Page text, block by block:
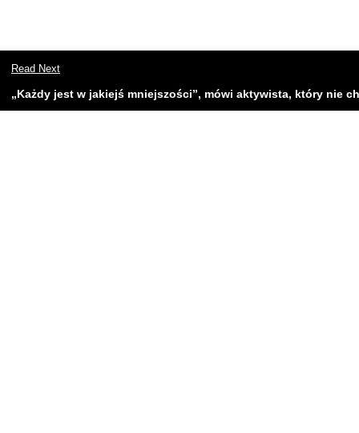
Read Next
„Każdy jest w jakiejś mniejszości”, mówi aktywista, który nie